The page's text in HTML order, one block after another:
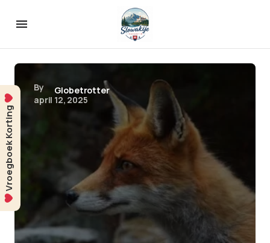
By
Globetrotter
april 12, 2025
Vroegboek Korting